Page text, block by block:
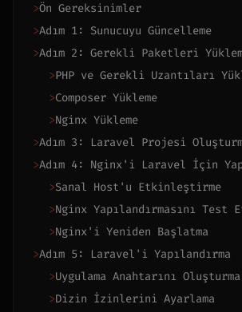
>Ön Gereksinimler
>Adım 1: Sunucuyu Güncelleme
>Adım 2: Gerekli Paketleri
>PHP ve Gerekli Uzantıları
>Composer Yükleme
>Nginx Yükleme
>Adım 3: Laravel Projesi
>Adım 4: Nginx'i Laravel İçin
>Sanal Host'u Etkinleştirme
>Nginx Yapılandırmasını Test
>Nginx'i Yeniden Başlatma
>Adım 5: Laravel'i Yapılandırma
>Uygulama Anahtarını Oluşturma
>Dizin İzinlerini Ayarlama